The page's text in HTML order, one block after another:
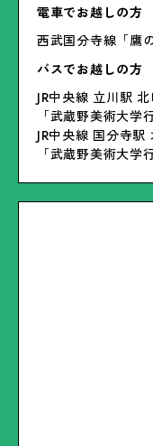
電車でお越しの方
西武国分寺線「鷹
バスでお越しの方
JR中央線 立川駅
「武蔵野美術大学
JR中央線 国分寺駅
「武蔵野美術大学